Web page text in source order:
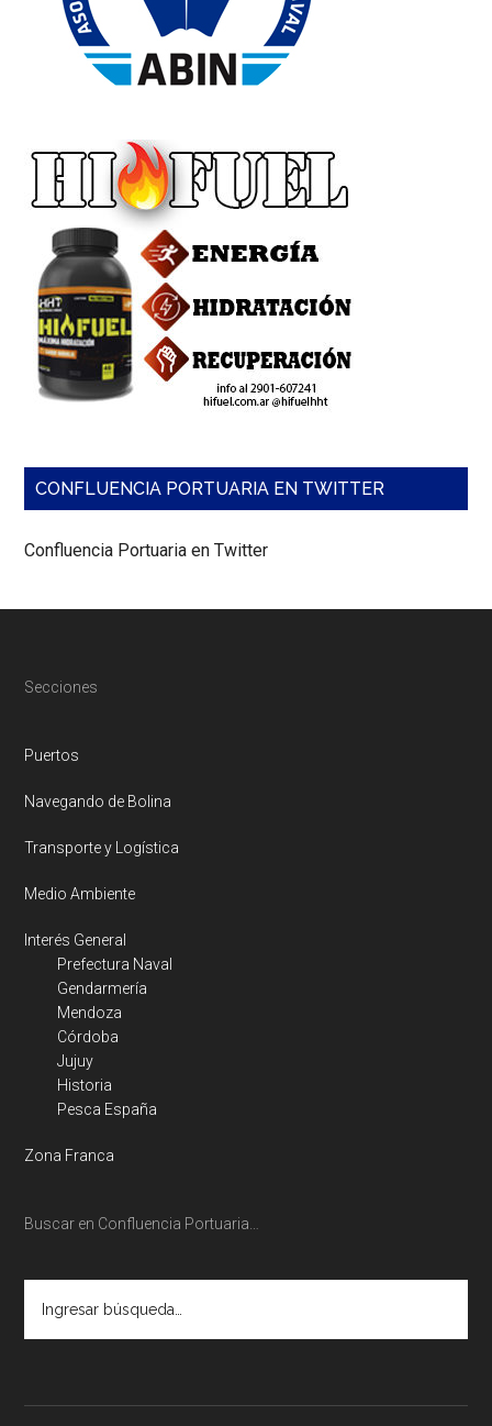
CONFLUENCIA PORTUARIA EN TWITTER
Confluencia Portuaria en Twitter
Footer
Secciones
Puertos
Navegando de Bolina
Transporte y Logística
Medio Ambiente
Interés General
Prefectura Naval
Gendarmería
Mendoza
Córdoba
Jujuy
Historia
Pesca España
Zona Franca
Buscar en Confluencia Portuaria…
búsqueda…